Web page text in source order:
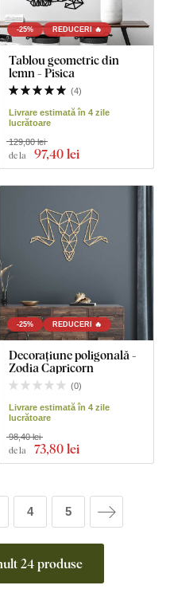
-25% REDUCERI 🔥
Tablou geometric din
lemn - Pisica
(4)
Livrare estimată în 4 zile
lucrătoare
de la 97,40 lei
129,80 lei
-25% REDUCERI 🔥
Decorațiune poligonală -
Zodia Capricorn
(0)
Livrare estimată în 4 zile
lucrătoare
de la 73,80 lei
98,40 lei
24 produse
4 5